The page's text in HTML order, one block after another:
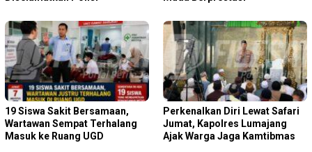
19 Siswa Sakit Bersamaan,
Wartawan Sempat Terhalang
Masuk ke Ruang UGD
Perkenalkan Diri Lewat Safari
Jumat, Kapolres Lumajang
Ajak Warga Jaga Kamtibmas